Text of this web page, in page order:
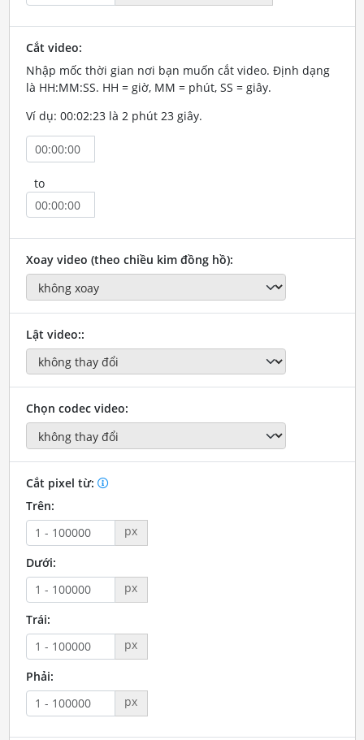
Cắt video:
Nhập mốc thời gian nơi bạn muốn cắt video. Định dạng
là HH:MM:SS. HH = giờ, MM = phút, SS = giây.
Ví dụ: 00:02:23 là 2 phút 23 giây.
to
Xoay video (theo chiều kim đồng hồ):
Lật video::
Chọn codec video:
Cắt pixel từ:
Trên:
px
Dưới:
px
Trái:
px
Phải:
px